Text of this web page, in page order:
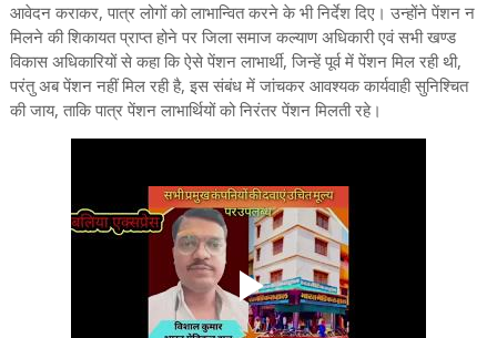
आवेदन कराकर, पात्र लोगों को लाभान्वित करने के भी निर्देश दिए। उन्होंने पेंशन न
मिलने की शिकायत प्राप्त होने पर जिला समाज कल्याण अधिकारी एवं सभी खण्ड
विकास अधिकारियों से कहा कि ऐसे पेंशन लाभार्थी, जिन्हें पूर्व में पेंशन मिल रही थी,
परंतु अब पेंशन नहीं मिल रही है, इस संबंध में जांचकर आवश्यक कार्यवाही सुनिश्चित
की जाय, ताकि पात्र पेंशन लाभार्थियों को निरंतर पेंशन मिलती रहे।